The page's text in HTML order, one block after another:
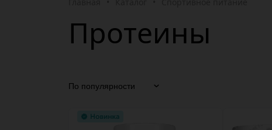
Протеины